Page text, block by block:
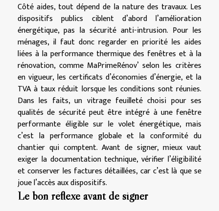
Côté aides, tout dépend de la nature des travaux. Les
dispositifs publics ciblent d’abord l’amélioration
énergétique, pas la sécurité anti-intrusion. Pour les
ménages, il faut donc regarder en priorité les aides
liées à la performance thermique des fenêtres et à la
rénovation, comme MaPrimeRénov’ selon les critères
en vigueur, les certificats d’économies d’énergie, et la
TVA à taux réduit lorsque les conditions sont réunies.
Dans les faits, un vitrage feuilleté choisi pour ses
qualités de sécurité peut être intégré à une fenêtre
performante éligible sur le volet énergétique, mais
c’est la performance globale et la conformité du
chantier qui comptent. Avant de signer, mieux vaut
exiger la documentation technique, vérifier l’éligibilité
et conserver les factures détaillées, car c’est là que se
joue l’accès aux dispositifs.
Le bon réflexe avant de signer